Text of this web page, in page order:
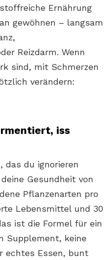
Ernährung
gewöhnen – langsam
Reizdarm. Wenn
sind, mit Schmerzen
verändern:
iss
das du ignorieren
Gesundheit von
Pflanzenarten pro
Lebensmittel und 30
ist die Formel für ein
Supplement, keine
echtes Essen, bunt